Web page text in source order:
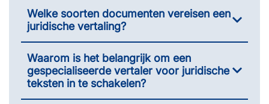
Welke soorten documenten vereisen een
juridische vertaling?
Waarom is het belangrijk om een
gespecialiseerde vertaler voor juridische
teksten in te schakelen?